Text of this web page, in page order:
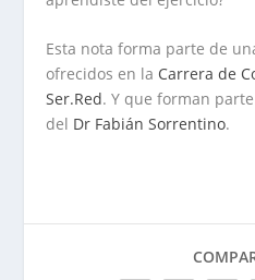
Esta nota forma parte de
ofrecidos en la Carrera de
Ser.Red. Y que forman
del Dr Fabián Sorrentino.